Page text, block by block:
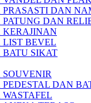
PRASASTI DAN
PATUNG DAN
KERAJINAN
LIST BEVEL
BATU SIKAT
SOUVENIR
PEDESTAL DAN